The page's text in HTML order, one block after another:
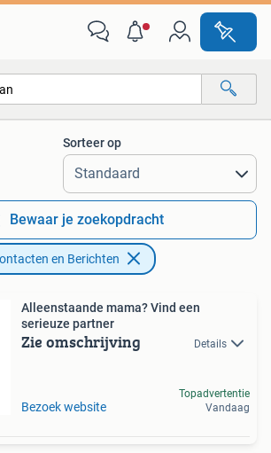
Alle afstanden…
Sorteer op
Bewaar je zoekopdracht
en Berichten
Alleenstaande mama? Vind een
serieuze partner
Zie omschrijving Details
Bezoek website
Topadvertentie
Vandaag